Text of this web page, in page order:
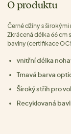
O produktu
Černé džíny s
Zkrácená délka 66 cm
bavlny (certifikace
vnitřní délka
Tmavá barva
Široký střih pro
Recyklovaná